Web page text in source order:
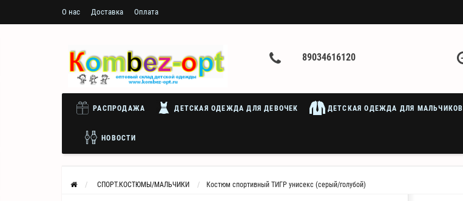
О нас Доставка Оплата
89034616120
РАСПРОДАЖА ДЕТСКАЯ ОДЕЖДА ДЛЯ ДЕВОЧЕК ДЕТСКАЯ ОДЕЖДА ДЛЯ МАЛЬЧИКОВ
НОВОСТИ
СПОРТ.КОСТЮМЫ/МАЛЬЧИКИ Костюм спортивный ТИГР унисекс (серый/голубой)